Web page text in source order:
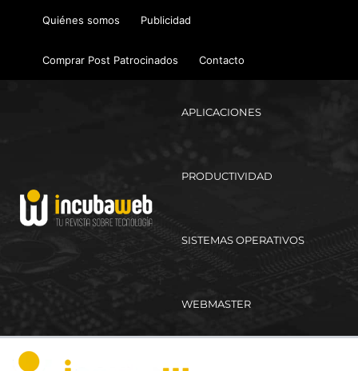
Quiénes somos Publicidad
Comprar Post Patrocinados Contacto
APLICACIONES
PRODUCTIVIDAD
SISTEMAS OPERATIVOS
WEBMASTER